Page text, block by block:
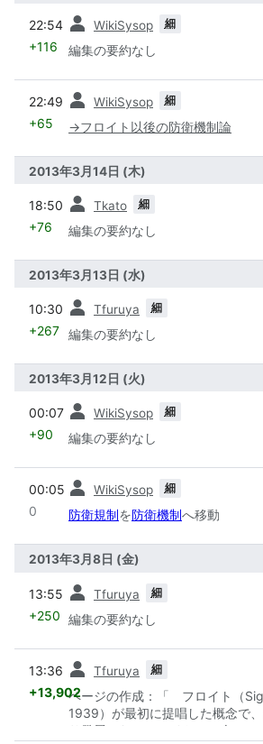
22:54 WikiSysop 細
+116 編集の要約なし
22:49 WikiSysop 細
+65 →フロイト以後の防衛機制論
2013年3月14日 (木)
18:50 Tkato 細
+76 編集の要約なし
2013年3月13日 (水)
10:30 Tfuruya 細
+267 編集の要約なし
2013年3月12日 (火)
00:07 WikiSysop 細
+90 編集の要約なし
00:05 WikiSysop 細
0 防衛規制を防衛機制へ移動
2013年3月8日 (金)
13:55 Tfuruya 細
+250 編集の要約なし
13:36 Tfuruya 細
+13,902ページの作成：「 フロイト（
1939）が最初に提唱した概念で
り発展した。フロイトは、人のこ